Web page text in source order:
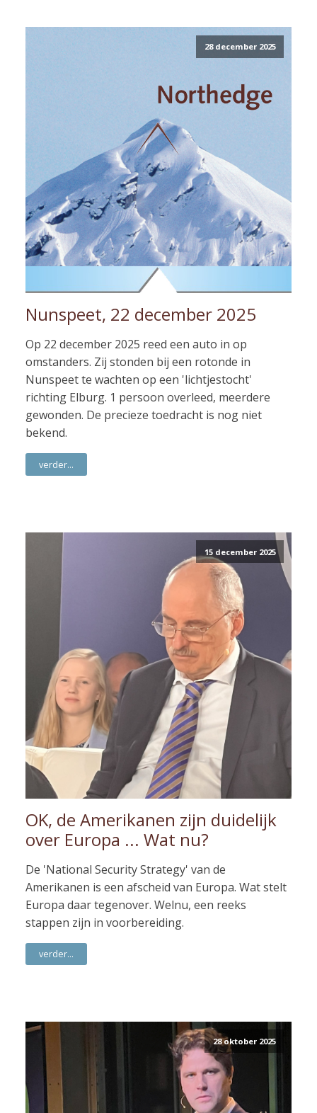
28 december 2025
Nunspeet, 22 december 2025
Op 22 december 2025 reed een auto in op
omstanders. Zij stonden bij een rotonde in
Nunspeet te wachten op een 'lichtjestocht'
richting Elburg. 1 persoon overleed, meerdere
gewonden. De precieze toedracht is nog niet
bekend.
verder...
15 december 2025
OK, de Amerikanen zijn duidelijk
over Europa ... Wat nu?
De 'National Security Strategy' van de
Amerikanen is een afscheid van Europa. Wat stelt
Europa daar tegenover. Welnu, een reeks
stappen zijn in voorbereiding.
verder...
28 oktober 2025